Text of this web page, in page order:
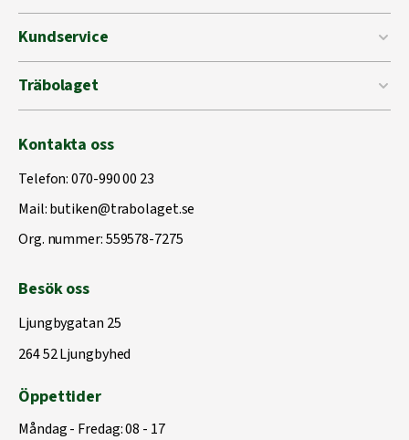
Kundservice
Träbolaget
Kontakta oss
Telefon:070-990 00 23
Mail:butiken@trabolaget.se
Org. nummer: 559578-7275
Besök oss
Ljungbygatan 25
264 52 Ljungbyhed
Öppettider
Måndag - Fredag: 08 - 17